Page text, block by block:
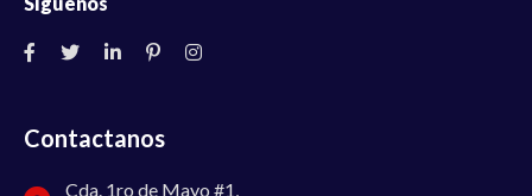
Contactanos
Cda. 1ro de Mayo #1,